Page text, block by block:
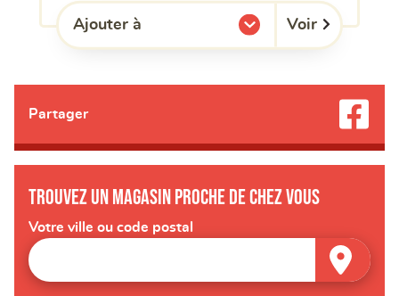
Ajouter à
l'une de mes listes. Voir
Partager
Trouvez un magasin proche de chez vous
Votre ville ou code postal